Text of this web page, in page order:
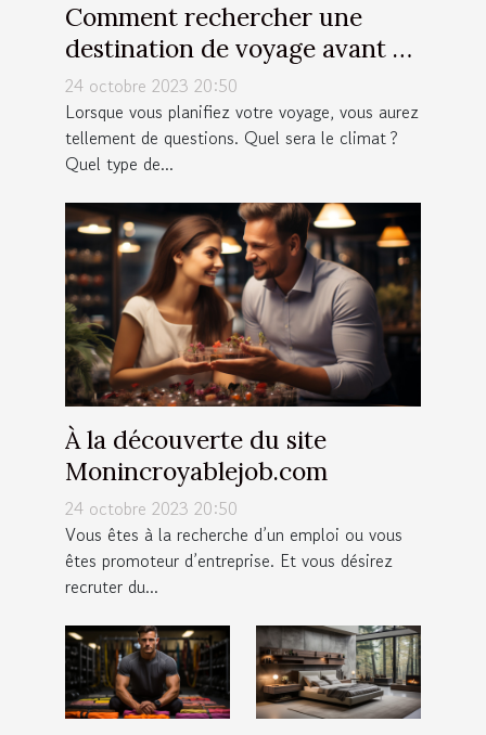
Comment rechercher une
destination de voyage avant de
partir ?
24 octobre 2023 20:50
Lorsque vous planifiez votre voyage, vous aurez
tellement de questions. Quel sera le climat ?
Quel type de...
À la découverte du site
Monincroyablejob.com
24 octobre 2023 20:50
Vous êtes à la recherche d’un emploi ou vous
êtes promoteur d’entreprise. Et vous désirez
recruter du...